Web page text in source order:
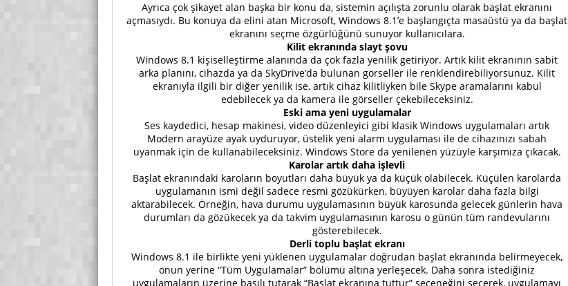
Ayrıca çok şikayet alan başka bir konu da, sistemin açılışta zorunlu olarak başlat ekranını
açmasıydı. Bu konuya da elini atan Microsoft, Windows 8.1’e başlangıçta masaüstü ya da başlat
ekranını seçme özgürlüğünü sunuyor kullanıcılara.
Kilit ekranında slayt şovu
Windows 8.1 kişiselleştirme alanında da çok fazla yenilik getiriyor. Artık kilit ekranının sabit
arka planını, cihazda ya da SkyDrive’da bulunan görseller ile renklendirebiliyorsunuz. Kilit
ekranıyla ilgili bir diğer yenilik ise, artık cihaz kilitliyken bile Skype aramalarını kabul
edebilecek ya da kamera ile görseller çekebileceksiniz.
Eski ama yeni uygulamalar
Ses kaydedici, hesap makinesi, video düzenleyici gibi klasik Windows uygulamaları artık
Modern arayüze ayak uyduruyor, üstelik yeni alarm uygulaması ile de cihazınızı sabah
uyanmak için de kullanabileceksiniz. Windows Store da yenilenen yüzüyle karşımıza çıkacak.
Karolar artık daha işlevli
Başlat ekranındaki karoların boyutları daha büyük ya da küçük olabilecek. Küçülen karolarda
uygulamanın ismi değil sadece resmi gözükürken, büyüyen karolar daha fazla bilgi
aktarabilecek. Örneğin, hava durumu uygulamasının büyük karosunda gelecek günlerin hava
durumları da gözükecek ya da takvim uygulamasının karosu o günün tüm randevularını
gösterebilecek.
Derli toplu başlat ekranı
Windows 8.1 ile birlikte yeni yüklenen uygulamalar doğrudan başlat ekranında belirmeyecek,
onun yerine “Tüm Uygulamalar” bölümü altına yerleşecek. Daha sonra istediğiniz
uygulamaların üzerine basılı tutarak “Başlat ekranına tuttur” seçeneğini seçerek, uygulamayı